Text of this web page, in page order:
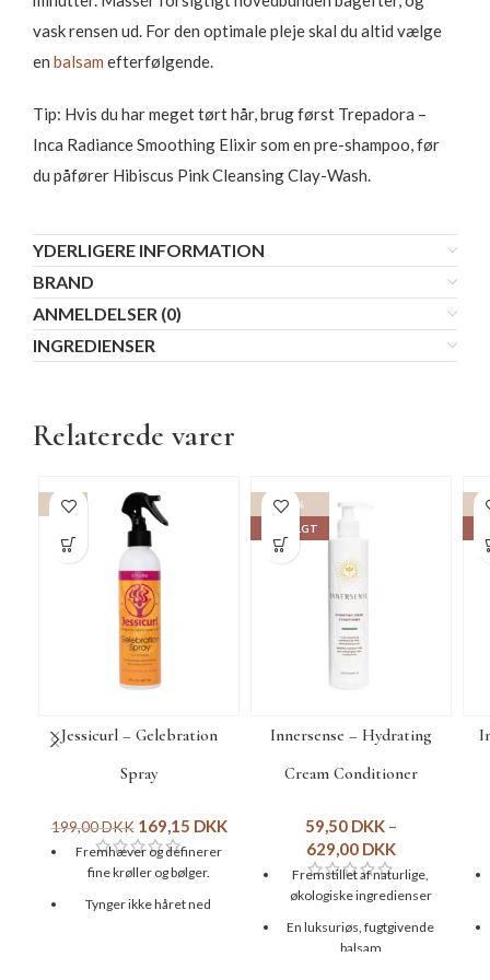
vask rensen ud. For den optimale pleje skal du altid vælge
en balsam efterfølgende.
Tip: Hvis du har meget tørt hår, brug først Trepadora –
Inca Radiance Smoothing Elixir som en pre-shampoo, før
du påfører Hibiscus Pink Cleansing Clay-Wash.
YDERLIGERE INFORMATION
BRAND
ANMELDELSER (0)
INGREDIENSER
Relaterede varer
-15%
Jessicurl – Gelebration
Spray
199,00DKK 169,15 DKK
Fremhæver og definerer
fine krøller og bølger.
Tynger ikke håret ned
-15%
UDSOLGT
Innersense – Hydrating
Cream Conditioner
59,50 DKK –
629,00 DKK
Fremstillet af naturlige,
økologiske ingredienser
En luksuriøs, fugtgivende
balsam